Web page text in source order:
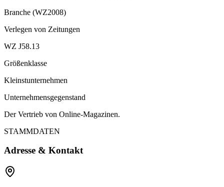
Branche (WZ2008)
Verlegen von Zeitungen
WZ J58.13
Größenklasse
Kleinstunternehmen
Unternehmensgegenstand
Der Vertrieb von Online-Magazinen.
STAMMDATEN
Adresse & Kontakt